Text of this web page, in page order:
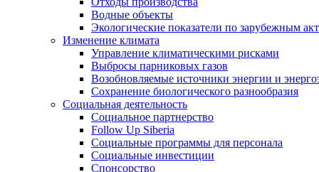
Водные объекты
Экологические показатели по зарубежным
Изменение климата
Управление климатическими рисками
Выбросы парниковых газов
Возобновляемые источники энергии и
Сохранение биологического разнообразия
Социальная деятельность
Социальное партнерство
Follow Up Siberia
Социальные программы для персонала
Социальные инвестиции
Спонсорство